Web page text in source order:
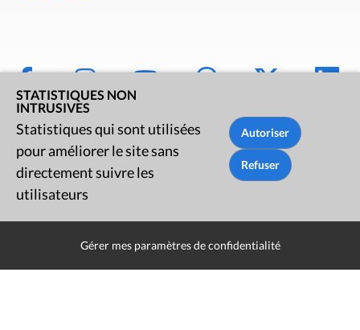
STATISTIQUES NON
INTRUSIVES
Statistiques qui sont utilisées
pour améliorer le site sans
directement suivre les
utilisateurs
Gérer mes paramètres de confidentialité
Mentions légales
Déclaration d'accessibilité